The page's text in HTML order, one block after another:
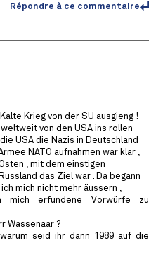
Répondre à ce commentaire
Krieg von der SU ausgieng !
von den USA ins rollen
USA die Nazis in Deutschland
NATO aufnahmen war klar ,
, mit dem einstigen
das Ziel war . Da begann
mich nicht mehr äussern ,
erfundene Vorwürfe zu
Wassenaar ?
seid ihr dann 1989 auf die